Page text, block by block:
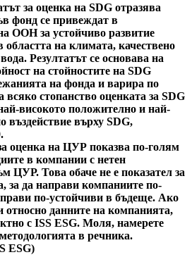
за оценка на SDG отразява
фонд се привеждат в
ООН за устойчиво развитие
областта на климата, качествено
Резултатът се основава на
на стойностите на SDG
на фонда и варира по
всяко стопанство оценката за SDG
високото положително и най-
въздействие върху SDG,
оценка на ЦУР показва по-голям
в компании с нетен
ЦУР. Това обаче не е показател за
за да направи компаниите по-
по-устойчиви в бъдеще. Ако
данните на компанията,
с ISS ESG. Моля, намерете
в речника.
ESG)